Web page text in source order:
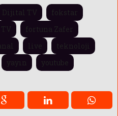
Dijital TV
fokstar
fortuna Zafer
live
teknoloji
yayın youtube